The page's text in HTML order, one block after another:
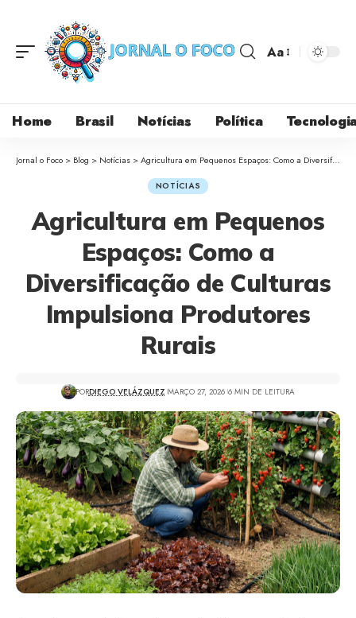
Aa
Home Brasil Notícias Política
Jornal o Foco > Blog > Notícias >Agricultura em Pequenos Espaços: Como a Diversificação de Culturas Impulsiona Produtores Rurais
NOTÍCIAS
Agricultura em Pequenos
Espaços: Como a
Diversificação de Culturas
Impulsiona Produtores
Rurais
PORDIEGO VELÁZQUEZ MARÇO 27, 2026 6 MIN DE LEITURA